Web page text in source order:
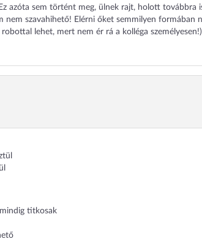
azóta sem történt meg, ülnek rajt, holott továbbra
nem szavahihető! Elérni őket semmilyen formában
lehet, mert nem ér rá a kolléga
titkosak